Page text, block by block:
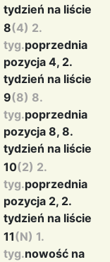
tydzień na liście
8(4) 2.
tyg.poprzednia
pozycja 4, 2.
tydzień na liście
9(8) 8.
tyg.poprzednia
pozycja 8, 8.
tydzień na liście
10(2) 2.
tyg.poprzednia
pozycja 2, 2.
tydzień na liście
11(N) 1.
tyg.nowość na